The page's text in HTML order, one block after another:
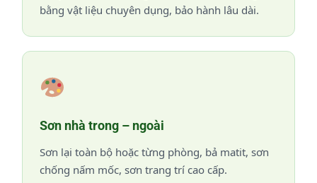
bằng vật liệu chuyên dụng, bảo hành lâu dài.
Sơn nhà trong – ngoài
Sơn lại toàn bộ hoặc từng phòng, bả matit, sơn
chống nấm mốc, sơn trang trí cao cấp.